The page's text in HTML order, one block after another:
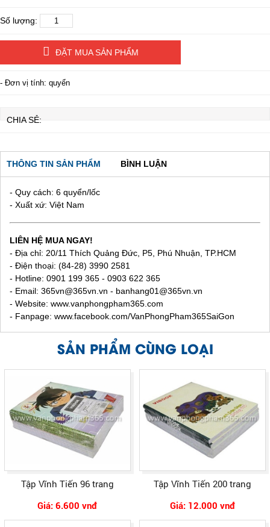
Số lượng:
ĐẶT MUA SẢN PHẨM
- Đơn vị tính: quyển
CHIA SẺ:
THÔNG TIN SẢN PHẨM BÌNH LUẬN
- Quy cách: 6 quyển/lốc
- Xuất xứ: Việt Nam
LIÊN HỆ MUA NGAY!
- Địa chỉ: 20/11 Thích Quảng Đức, P5, Phú Nhuận, TP.HCM
- Điện thoại: (84-28) 3990 2581
- Hotline: 0901 199 365 - 0903 622 365
- Email: 365vn@365vn.vn - banhang01@365vn.vn
- Website: www.vanphongpham365.com
- Fanpage: www.facebook.com/VanPhongPham365SaiGon
SẢN PHẨM CÙNG LOẠI
Tập Vĩnh Tiến 96 trang
Giá: 6.600 vnđ
Tập Vĩnh Tiến 200 trang
Giá: 12.000 vnđ